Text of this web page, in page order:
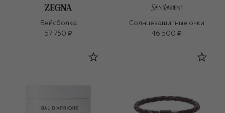
Бейсболка
57 750 ₽
Солнцезащитные очки
46 500 ₽